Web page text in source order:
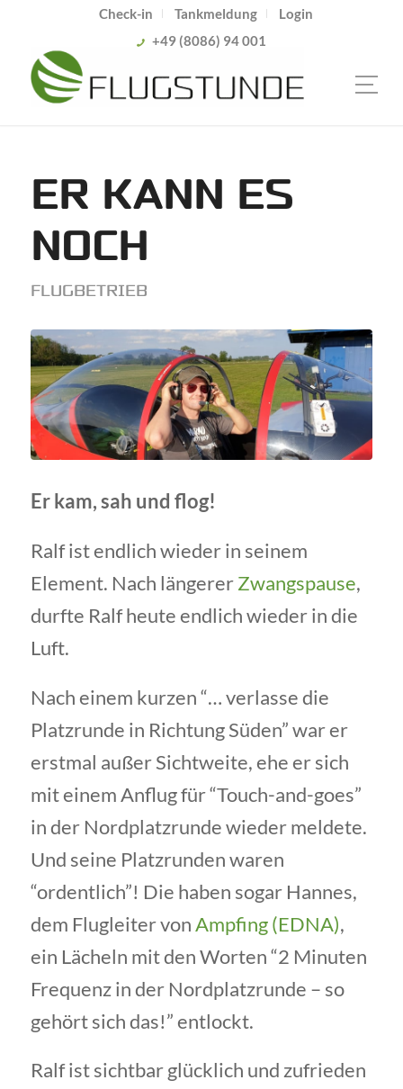
Check-in Tankmeldung
Login
+49 (8086) 94 001
ER KANN ES
NOCH
FLUGBETRIEB
Er kam, sah und flog!
Ralf ist endlich wieder in seinem
Element. Nach längererZwangspause,
durfte Ralf heute endlich wieder in die
Luft.
Nach einem kurzen “… verlasse die
Platzrunde in Richtung Süden” war er
erstmal außer Sichtweite, ehe er sich
mit einem Anflug für “Touch-and-goes”
in der Nordplatzrunde wieder meldete.
Und seine Platzrunden waren
“ordentlich”! Die haben sogar Hannes,
dem Flugleiter vonAmpfing (EDNA),
ein Lächeln mit den Worten “2 Minuten
Frequenz in der Nordplatzrunde – so
gehört sich das!” entlockt.
Ralf ist sichtbar glücklich und zufrieden